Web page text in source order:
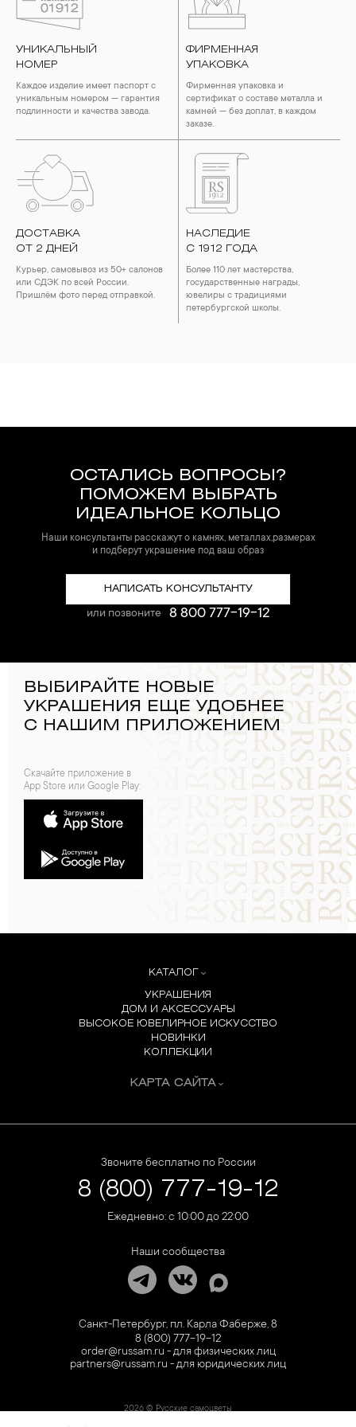
воздействия серы покрываются коричневыми
пятнами.Кроме того, жирные кремы прочно оседают на
поверхности металлов, забиваются в микроцарапины и
притягивают к себе пыль. Из-за смеси жира и пыли часто
разбалтываются и ломаются замки на ювелирных изделиях.
2. Храните ювелирные украшения в футлярах или
специальных мешочках. Так будет меньше шансов
повредить украшение или оставить на нем царапины.
3. Ни в коем случае не храните украшения в ванной комнате.
Особенно беречь от воздействия влаги, необходимо
позолоченные изделия. Также высокую влажность плохо
переносят жемчуг, бирюза, малахит и янтарь.
4. Специалисты обычно рекомендуют чистить украшения не
реже одного раза в месяц, а также регулярно протирать их
фланелевой или замшевой салфеткой.
УНИКАЛЬНЫЙ
НОМЕР
Каждое изделие имеет паспорт с
уникальным номером — гарантия
подлинности и качества завода.
ФИРМЕННАЯ
УПАКОВКА
Фирменная упаковка и
сертификат о составе металла и
камней — без доплат, в каждом
заказе.
ДОСТАВКА
ОТ 2 ДНЕЙ
Курьер, самовывоз из 50+ салонов
или СДЭК по всей России.
Пришлём фото перед отправкой.
НАСЛЕДИЕ
С 1912 ГОДА
Более 110 лет мастерства,
государственные награды,
ювелиры с традициями
петербургской школы.
ОСТАЛИСЬ ВОПРОСЫ?
ПОМОЖЕМ ВЫБРАТЬ
ИДЕАЛЬНОЕ КОЛЬЦО
Наши консультанты расскажут о камнях, металлах,размерах
и подберут украшение под ваш образ
НАПИСАТЬ КОНСУЛЬТАНТУ
или позвоните 8 800 777-19-12
ВЫБИРАЙТЕ НОВЫЕ
УКРАШЕНИЯ ЕЩЕ УДОБНЕЕ
С НАШИМ ПРИЛОЖЕНИЕМ
Скачайте приложение в
App Store или Google Play:
КАТАЛОГ
УКРАШЕНИЯ
ДОМ И АКСЕССУАРЫ
ВЫСОКОЕ ЮВЕЛИРНОЕ ИСКУССТВО
НОВИНКИ
КОЛЛЕКЦИИ
КАРТА САЙТА
Звоните бесплатно по России
8 (800) 777-19-12
Ежедневно: с 10:00 до 22:00
Наши сообщества
Санкт-Петербург, пл. Карла Фаберже, 8
8 (800) 777-19-12
order@russam.ru - для физических лиц
partners@russam.ru - для юридических лиц
2026 © Русские самоцветы